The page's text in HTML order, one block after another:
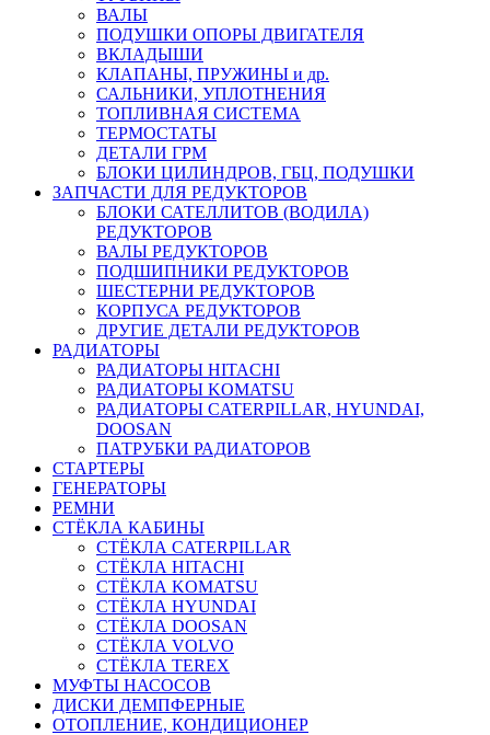
ВАЛЫ
ПОДУШКИ ОПОРЫ ДВИГАТЕЛЯ
ВКЛАДЫШИ
КЛАПАНЫ, ПРУЖИНЫ и др.
САЛЬНИКИ, УПЛОТНЕНИЯ
ТОПЛИВНАЯ СИСТЕМА
ТЕРМОСТАТЫ
ДЕТАЛИ ГРМ
БЛОКИ ЦИЛИНДРОВ, ГБЦ, ПОДУШКИ
ЗАПЧАСТИ ДЛЯ РЕДУКТОРОВ
БЛОКИ САТЕЛЛИТОВ (ВОДИЛА)
РЕДУКТОРОВ
ВАЛЫ РЕДУКТОРОВ
ПОДШИПНИКИ РЕДУКТОРОВ
ШЕСТЕРНИ РЕДУКТОРОВ
КОРПУСА РЕДУКТОРОВ
ДРУГИЕ ДЕТАЛИ РЕДУКТОРОВ
РАДИАТОРЫ
РАДИАТОРЫ HITACHI
РАДИАТОРЫ KOMATSU
РАДИАТОРЫ CATERPILLAR, HYUNDAI,
DOOSAN
ПАТРУБКИ РАДИАТОРОВ
СТАРТЕРЫ
ГЕНЕРАТОРЫ
РЕМНИ
СТЁКЛА КАБИНЫ
СТЁКЛА CATERPILLAR
СТЁКЛА HITACHI
СТЁКЛА KOMATSU
СТЁКЛА HYUNDAI
СТЁКЛА DOOSAN
СТЁКЛА VOLVO
СТЁКЛА TEREX
МУФТЫ НАСОСОВ
ДИСКИ ДЕМПФЕРНЫЕ
ОТОПЛЕНИЕ, КОНДИЦИОНЕР